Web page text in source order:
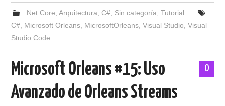
.Net Core, Arquitectura, C#, Sin categoría, Tutorial
C#, Microsoft Orleans, MicrosoftOrleans,Visual Studio,Visual
Studio Code
0
Microsoft Orleans #15: Uso
Avanzado de Orleans Streams